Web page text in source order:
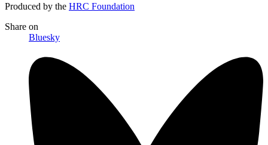
Produced by the HRC Foundation
Share on
Bluesky